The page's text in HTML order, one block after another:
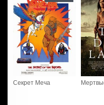
Секрет Меча